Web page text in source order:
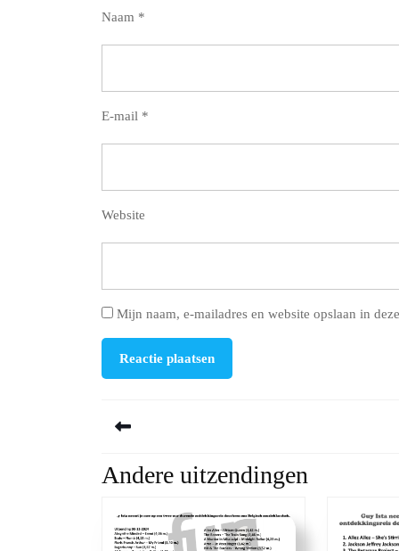
Naam *
E-mail *
Website
Mijn naam, e-mailadres en website opslaan in
Previous
Andere uitzendingen